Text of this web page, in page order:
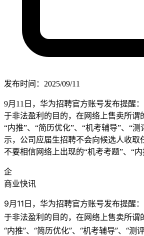
发布时间：2025/09/11
9月11日，华为招聘官方账号发布提醒
于非法盈利的目的，在网络上售卖所谓
“内推”、“简历优化”、“机考辅导”、“
示，公司应届生招聘不会向候选人收取
不要相信网络上出现的“机考考题”、“内
企
商业快讯
9月11日，华为招聘官方账号发布提醒
于非法盈利的目的，在网络上售卖所谓
“内推”、“简历优化”、“机考辅导”、“测